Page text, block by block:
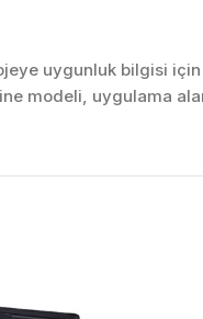
uygunluk bilgisi
modeli, uygulama